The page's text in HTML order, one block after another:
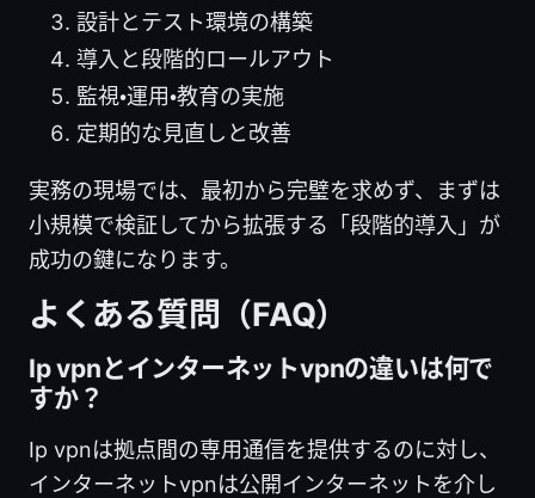
設計とテスト環境の構築
導入と段階的ロールアウト
監視・運用・教育の実施
定期的な見直しと改善
実務の現場では、最初から完璧を求めず、まずは
小規模で検証してから拡張する「段階的導入」が
成功の鍵になります。
よくある質問（FAQ）
Ip vpnとインターネットvpnの違いは何で
すか？
Ip vpnは拠点間の専用通信を提供するのに対し、
インターネットvpnは公開インターネットを介し